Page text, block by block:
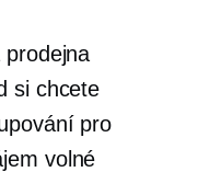
prodejna
si chcete
pro
volné